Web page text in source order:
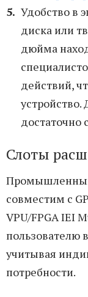
Удобство в
диска или
дюйма
действий,
достаточно
Слоты
совместим с
VPU/FPGA IEI
пользователю
учитывая
потребности.